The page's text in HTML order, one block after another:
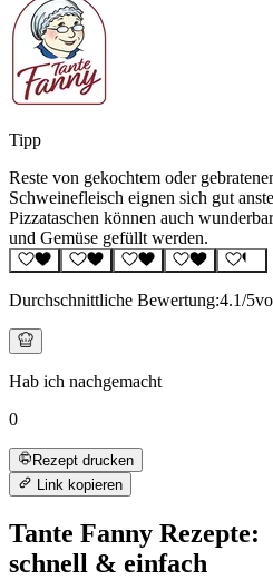
Tipp
Reste von gekochtem oder
Schweinefleisch eignen sich gut
Pizzataschen können auch
und Gemüse gefüllt werden.
Durchschnittliche Bewertung:4.1/5
Hab ich nachgemacht
0
Rezept drucken
Link kopieren
Tante Fanny Rezepte:
schnell & einfach